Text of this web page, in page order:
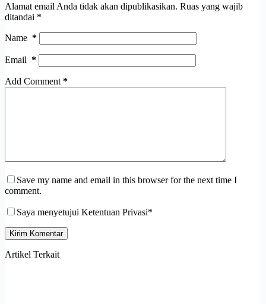
Alamat email Anda tidak akan dipublikasikan. Ruas yang wajib
ditandai *
Name *
Email *
Add Comment *
Save my name and email in this browser for the next time I
comment.
Saya menyetujui Ketentuan Privasi*
Kirim Komentar
Artikel Terkait